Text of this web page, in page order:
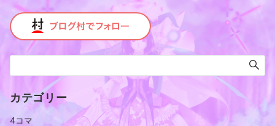
カテゴリー
4コマ